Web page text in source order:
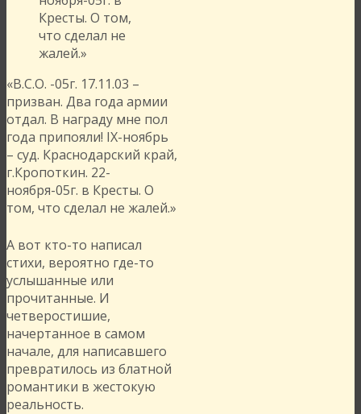
«В.С.О. -05г. 17.11.03 –
призван. Два года армии
отдал. В награду мне пол
года припояли! IX-ноябрь
– суд. Краснодарский край,
г.Кропоткин. 22-
ноября-05г. в Кресты. О
том, что сделал не жалей.»
А вот кто-то написал
стихи, вероятно где-то
услышанные или
прочитанные. И
четверостишие,
начертанное в самом
начале, для написавшего
превратилось из блатной
романтики в жестокую
реальность.